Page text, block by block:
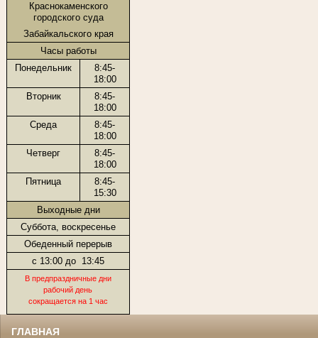
Краснокаменского
городского суда
Забайкальского края
Часы работы
Понедельник
8:45-
18:00
Вторник
8:45-
18:00
Среда
8:45-
18:00
Четверг
8:45-
18:00
Пятница
8:45-
15:30
Выходные дни
Суббота, воскресенье
Обеденный перерыв
с 13:00 до 13:45
В предпраздничные дни
рабочий день
сокращается на 1 час
ГЛАВНАЯ